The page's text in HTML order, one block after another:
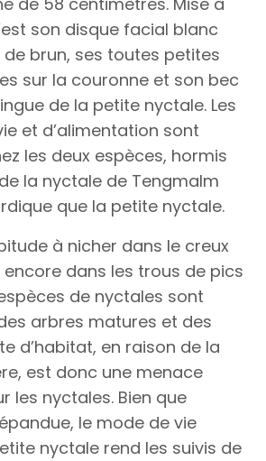
son disque facial blanc
brun, ses toutes petites
sur la couronne et son bec
de la petite nyctale. Les
et d’alimentation sont
les deux espèces, hormis
la nyctale de Tengmalm
que la petite nyctale.
à nicher dans le creux
dans les trous de pics
de nyctales sont
arbres matures et des
d’habitat, en raison de la
est donc une menace
les nyctales. Bien que
le mode de vie
nyctale rend les suivis de